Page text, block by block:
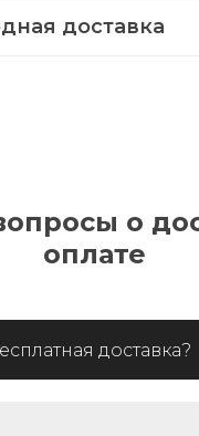
доставка
о
оплате
доставка?